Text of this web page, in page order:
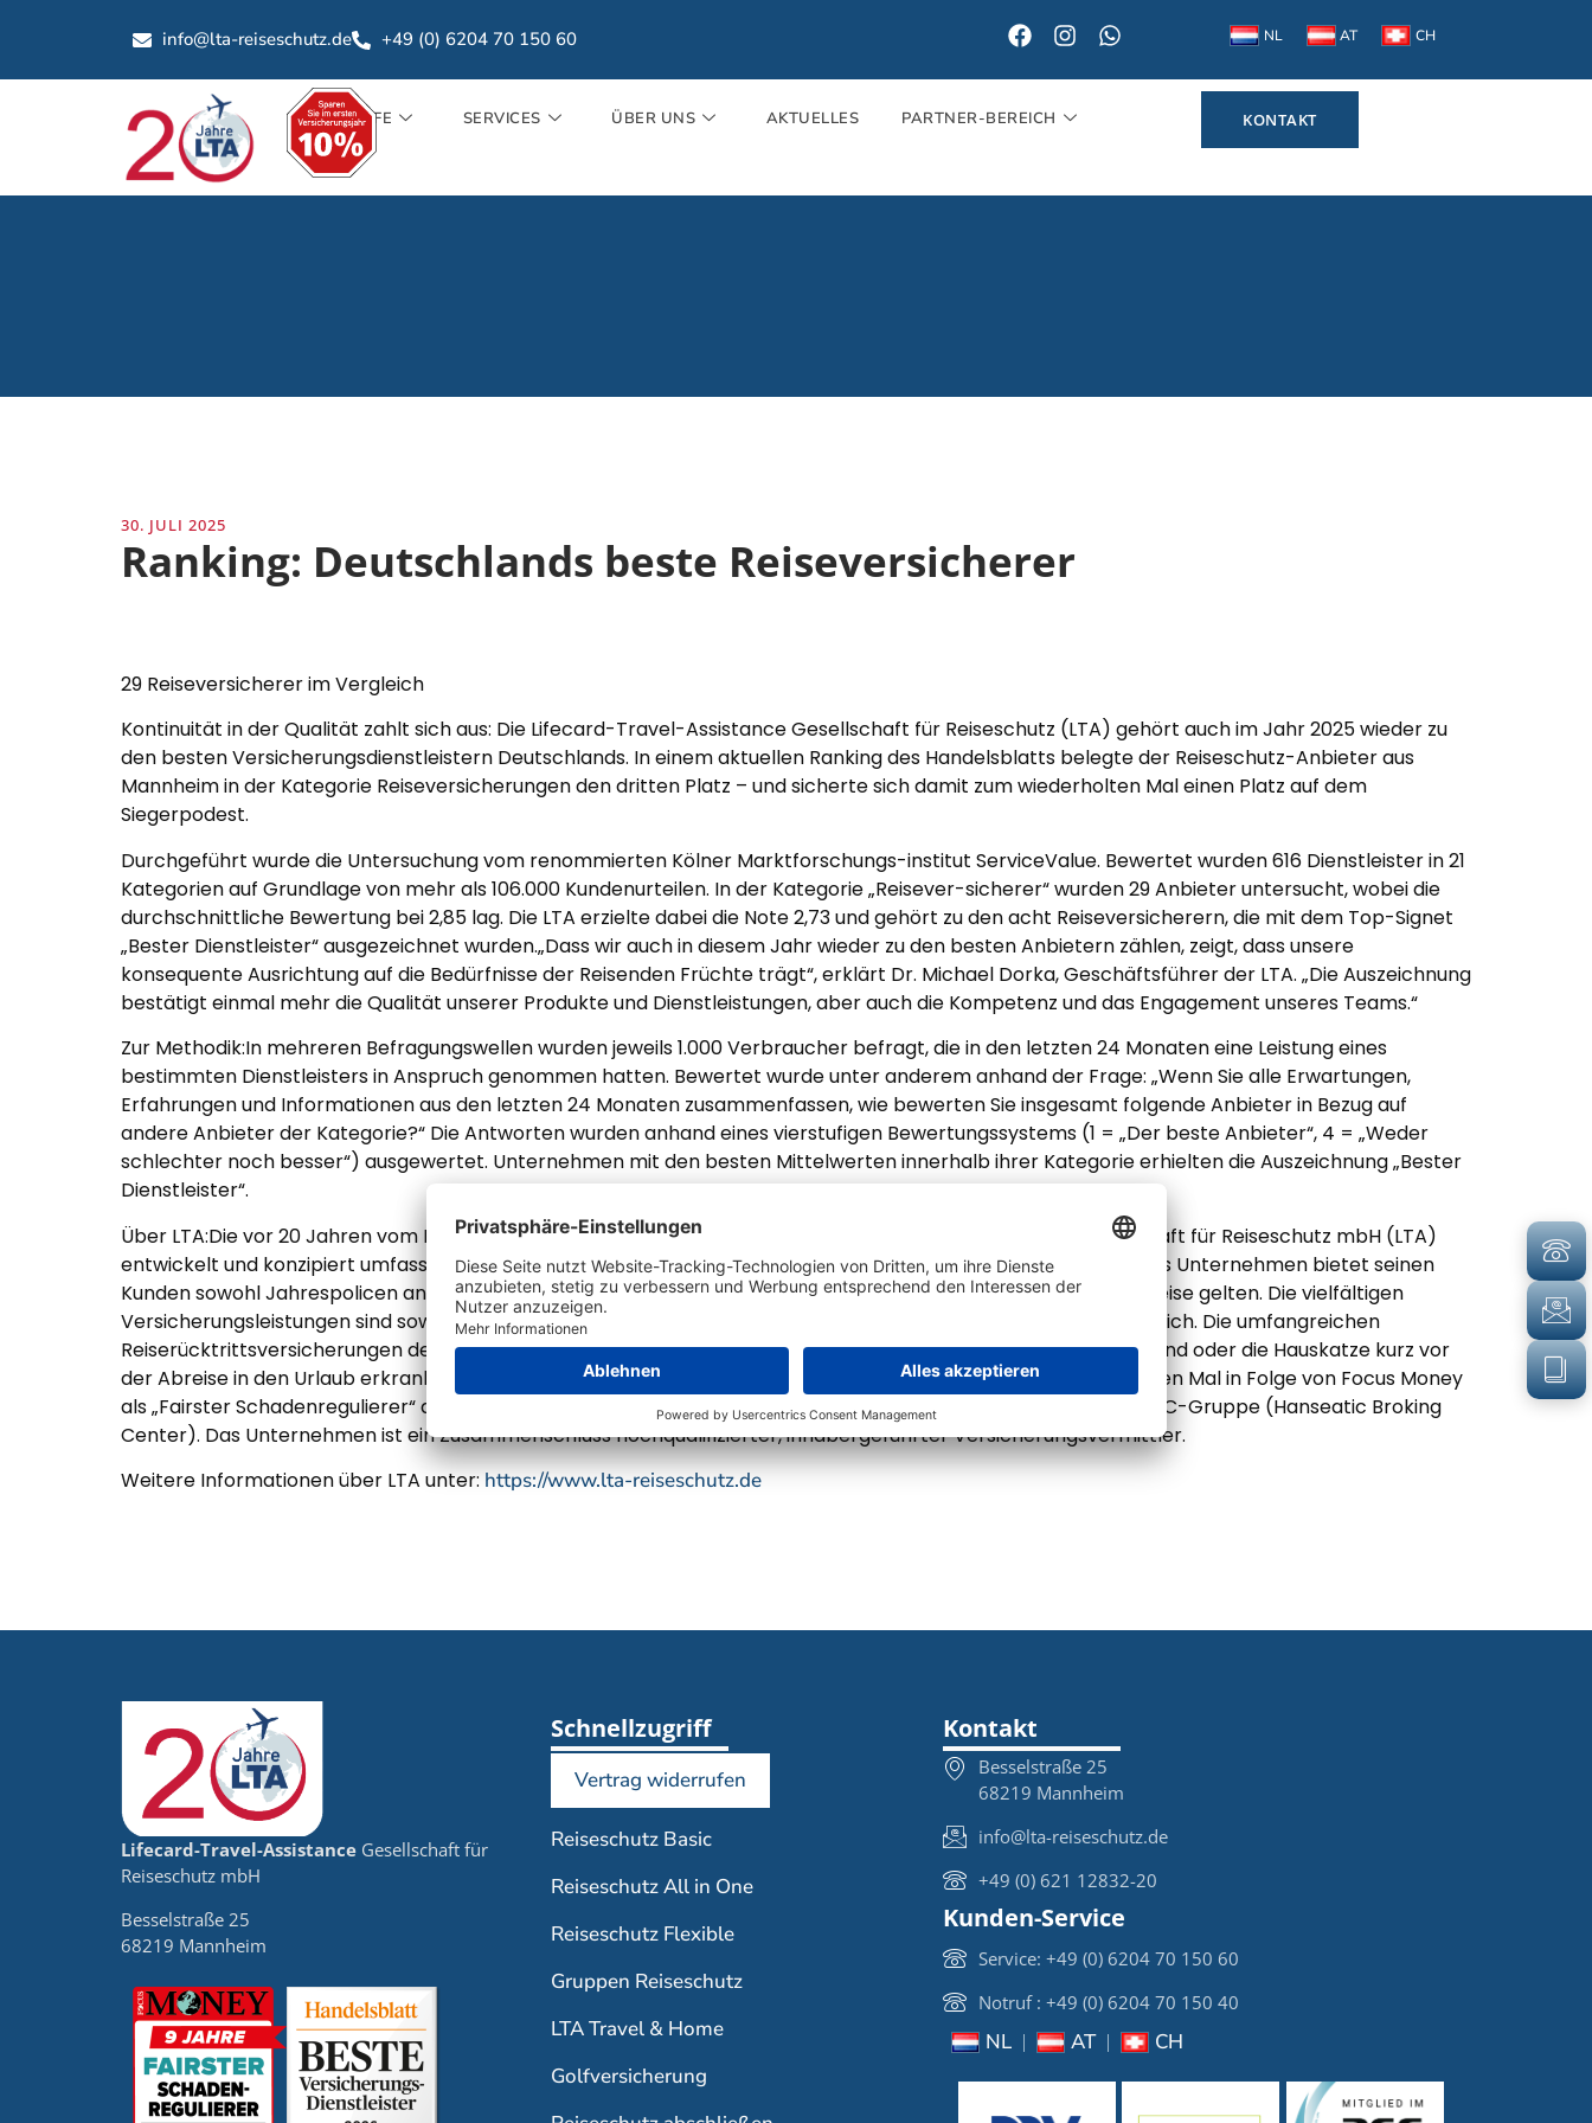
info@lta-reiseschutz.de +49 (0) 6204 70 150 60 NL AT CH
TARIFE SERVICES ÜBER UNS AKTUELLES PARTNER-BEREICH KONTAKT
30. JULI 2025
Ranking: Deutschlands beste Reiseversicherer
29 Reiseversicherer im Vergleich
Kontinuität in der Qualität zahlt sich aus: Die Lifecard-Travel-Assistance Gesellschaft für Reiseschutz (LTA) gehört auch im Jahr 2025 wieder zu
den besten Versicherungsdienstleistern Deutschlands. In einem aktuellen Ranking des Handelsblatts belegte der Reiseschutz-Anbieter aus
Mannheim in der Kategorie Reiseversicherungen den dritten Platz – und sicherte sich damit zum wiederholten Mal einen Platz auf dem
Siegerpodest.
Durchgeführt wurde die Untersuchung vom renommierten Kölner Marktforschungs-institut ServiceValue. Bewertet wurden 616 Dienstleister in 21
Kategorien auf Grundlage von mehr als 106.000 Kundenurteilen. In der Kategorie „Reisever-sicherer“ wurden 29 Anbieter untersucht, wobei die
durchschnittliche Bewertung bei 2,85 lag. Die LTA erzielte dabei die Note 2,73 und gehört zu den acht Reiseversicherern, die mit dem Top-Signet
„Bester Dienstleister“ ausgezeichnet wurden.„Dass wir auch in diesem Jahr wieder zu den besten Anbietern zählen, zeigt, dass unsere
konsequente Ausrichtung auf die Bedürfnisse der Reisenden Früchte trägt“, erklärt Dr. Michael Dorka, Geschäftsführer der LTA. „Die Auszeichnung
bestätigt einmal mehr die Qualität unserer Produkte und Dienstleistungen, aber auch die Kompetenz und das Engagement unseres Teams.“
Zur Methodik:In mehreren Befragungswellen wurden jeweils 1.000 Verbraucher befragt, die in den letzten 24 Monaten eine Leistung eines
bestimmten Dienstleisters in Anspruch genommen hatten. Bewertet wurde unter anderem anhand der Frage: „Wenn Sie alle Erwartungen,
Erfahrungen und Informationen aus den letzten 24 Monaten zusammenfassen, wie bewerten Sie insgesamt folgende Anbieter in Bezug auf
andere Anbieter der Kategorie?“ Die Antworten wurden anhand eines vierstufigen Bewertungssystems (1 = „Der beste Anbieter“, 4 = „Weder
schlechter noch besser“) ausgewertet. Unternehmen mit den besten Mittelwerten innerhalb ihrer Kategorie erhielten die Auszeichnung „Bester
Dienstleister“.
Über LTA:Die vor 20 Jahren vom Familienunternehmen Ulrich gegründete Lifecard-Travel-Assistance Gesellschaft für Reiseschutz mbH (LTA)
entwickelt und konzipiert umfassende Reiseschutz-Pakete in Deutschland, Österreich und den Niederlanden. Das Unternehmen bietet seinen
Kunden sowohl Jahrespolicen an, als auch Versicherungspakete, die nur für eine bestimmte zeitlich befristete Reise gelten. Die vielfältigen
Versicherungsleistungen sind sowohl modular buchbar als auch als Rund-um-Sorglos-Paket (All-In-One) erhältlich. Die umfangreichen
Reiserücktrittsversicherungen der LTA greifen auch in Ausnahmesituationen, beispielsweise wenn der Familienhund oder die Hauskatze kurz vor
der Abreise in den Urlaub erkranken. Für seine Service-Qualität wurde der Reiseschutz-Anbieter 2024 zum siebten Mal in Folge von Focus Money
als „Fairster Schadenregulierer“ ausgezeichnet. Seit dem 1. April 2025 gehört LTA mehrheitlich zur Hamburger HBC-Gruppe (Hanseatic Broking
Center). Das Unternehmen ist ein Zusammenschluss hochqualifizierter, inhabergeführter Versicherungsvermittler.
Weitere Informationen über LTA unter: https://www.lta-reiseschutz.de
Lifecard-Travel-Assistance Gesellschaft für
Reiseschutz mbH
Besselstraße 25
68219 Mannheim
Schnellzugriff
Vertrag widerrufen
Reiseschutz Basic
Reiseschutz All in One
Reiseschutz Flexible
Gruppen Reiseschutz
LTA Travel & Home
Golfversicherung
Kontakt
Besselstraße 25
68219 Mannheim
info@lta-reiseschutz.de
+49 (0) 621 12832-20
Kunden-Service
Service: +49 (0) 6204 70 150 60
Notruf : +49 (0) 6204 70 150 40
NL AT CH